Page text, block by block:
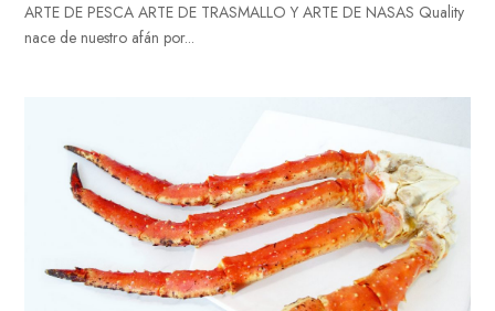
ARTE DE PESCA ARTE DE TRASMALLO Y ARTE DE NASAS Quality
nace de nuestro afán por...